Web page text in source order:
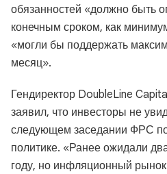
обязанностей «должно быть
конечным сроком, как
«могли бы поддержать
месяц».
Гендиректор DoubleLine
заявил, что инвесторы не
следующем заседании ФРС
политике. «Ранее ожидали
году, но инфляционный рынок